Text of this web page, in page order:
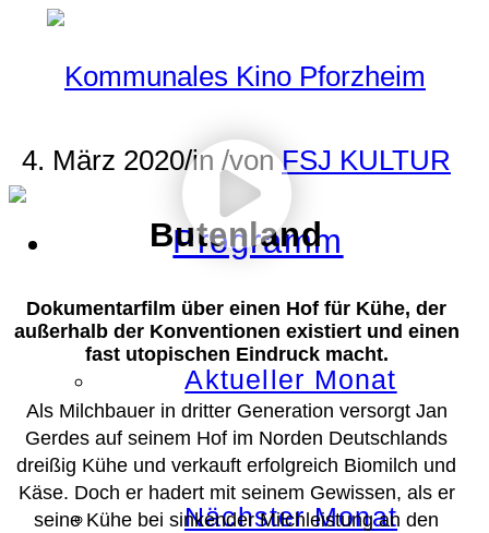
Programm
Aktueller Monat
Nächster Monat
4. März 2020/in /vonFSJ KULTUR
Butenland
Dokumentarfilm über einen Hof für Kühe, der
außerhalb der Konventionen existiert und einen
fast utopischen Eindruck macht.
Als Milchbauer in dritter Generation versorgt Jan
Gerdes auf seinem Hof im Norden Deutschlands
dreißig Kühe und verkauft erfolgreich Biomilch und
Käse. Doch er hadert mit seinem Gewissen, als er
seine Kühe bei sinkender Milchleistung an den